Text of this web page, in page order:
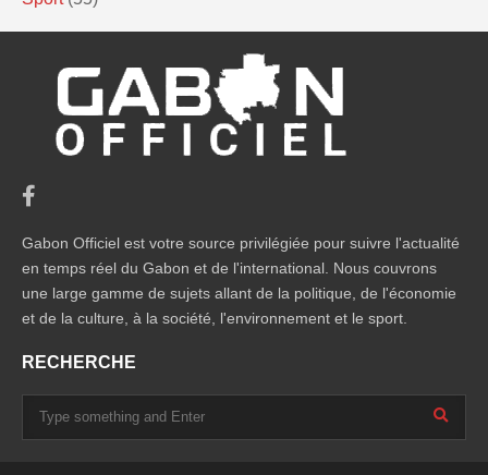
Gabon Officiel est votre source privilégiée pour suivre l'actualité
en temps réel du Gabon et de l'international. Nous couvrons
une large gamme de sujets allant de la politique, de l'économie
et de la culture, à la société, l'environnement et le sport.
RECHERCHE